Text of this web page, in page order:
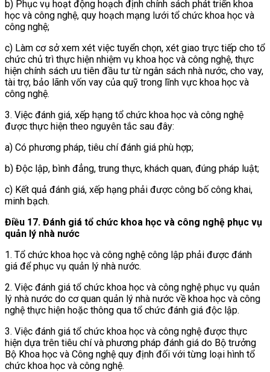
b) Phục vụ hoạt động hoạch định chính sách phát triển khoa
học và công nghệ, quy hoạch mạng lưới tổ chức khoa học và
công nghệ;
c) Làm cơ sở xem xét việc tuyển chọn, xét giao trực tiếp cho tổ
chức chủ trì thực hiện nhiệm vụ khoa học và công nghệ, thực
hiện chính sách ưu tiên đầu tư từ ngân sách nhà nước, cho vay,
tài trợ, bảo lãnh vốn vay của quỹ trong lĩnh vực khoa học và
công nghệ.
3. Việc đánh giá, xếp hạng tổ chức khoa học và công nghệ
được thực hiện theo nguyên tắc sau đây:
a) Có phương pháp, tiêu chí đánh giá phù hợp;
b) Độc lập, bình đẳng, trung thực, khách quan, đúng pháp luật;
c) Kết quả đánh giá, xếp hạng phải được công bố công khai,
minh bạch.
Điều 17. Đánh giá tổ chức khoa học và công nghệ phục vụ
quản lý nhà nước
1. Tổ chức khoa học và công nghệ công lập phải được đánh
giá để phục vụ quản lý nhà nước.
2. Việc đánh giá tổ chức khoa học và công nghệ phục vụ quản
lý nhà nước do cơ quan quản lý nhà nước về khoa học và công
nghệ thực hiện hoặc thông qua tổ chức đánh giá độc lập.
3. Việc đánh giá tổ chức khoa học và công nghệ được thực
hiện dựa trên tiêu chí và phương pháp đánh giá do Bộ trưởng
Bộ Khoa học và Công nghệ quy định đối với từng loại hình tổ
chức khoa học và công nghệ.